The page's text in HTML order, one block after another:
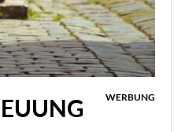
WERBUNG